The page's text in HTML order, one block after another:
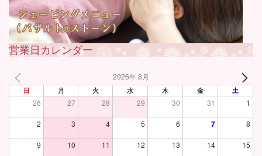
営業日カレンダー
2026年 8月
日 月 火 水 木 金 土
26 27 28 29 30 31 1
2 3 4 5 6 7 8
9 10 11 12 13 14 15